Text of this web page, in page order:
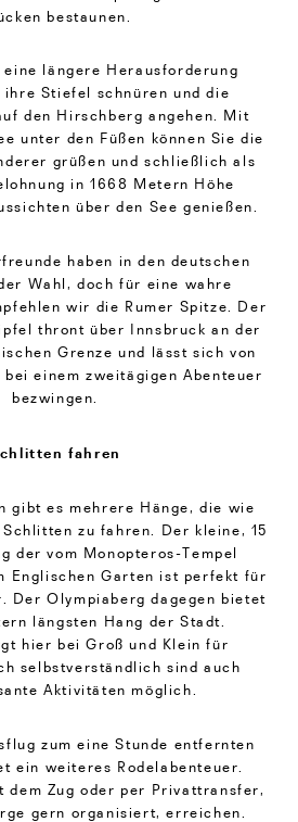
bestaunen.
eine längere Herausforderung
ihre Stiefel schnüren und die
den Hirschberg angehen. Mit
unter den Füßen können Sie die
grüßen und schließlich als
in 1668 Metern Höhe
über den See genießen.
haben in den deutschen
Wahl, doch für eine wahre
wir die Rumer Spitze. Der
thront über Innsbruck an der
Grenze und lässt sich von
einem zweitägigen Abenteuer
bezwingen.
fahren
gibt es mehrere Hänge, die wie
zu fahren. Der kleine, 15
der vom Monopteros-Tempel
Englischen Garten ist perfekt für
Der Olympiaberg dagegen bietet
längsten Hang der Stadt.
hier bei Groß und Klein für
selbstverständlich sind auch
Aktivitäten möglich.
zum eine Stunde entfernten
ein weiteres Rodelabenteuer.
dem Zug oder per Privattransfer,
gern organisiert, erreichen.